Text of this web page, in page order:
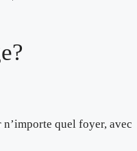
quel foyer, avec